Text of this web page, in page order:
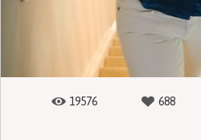
19576 688